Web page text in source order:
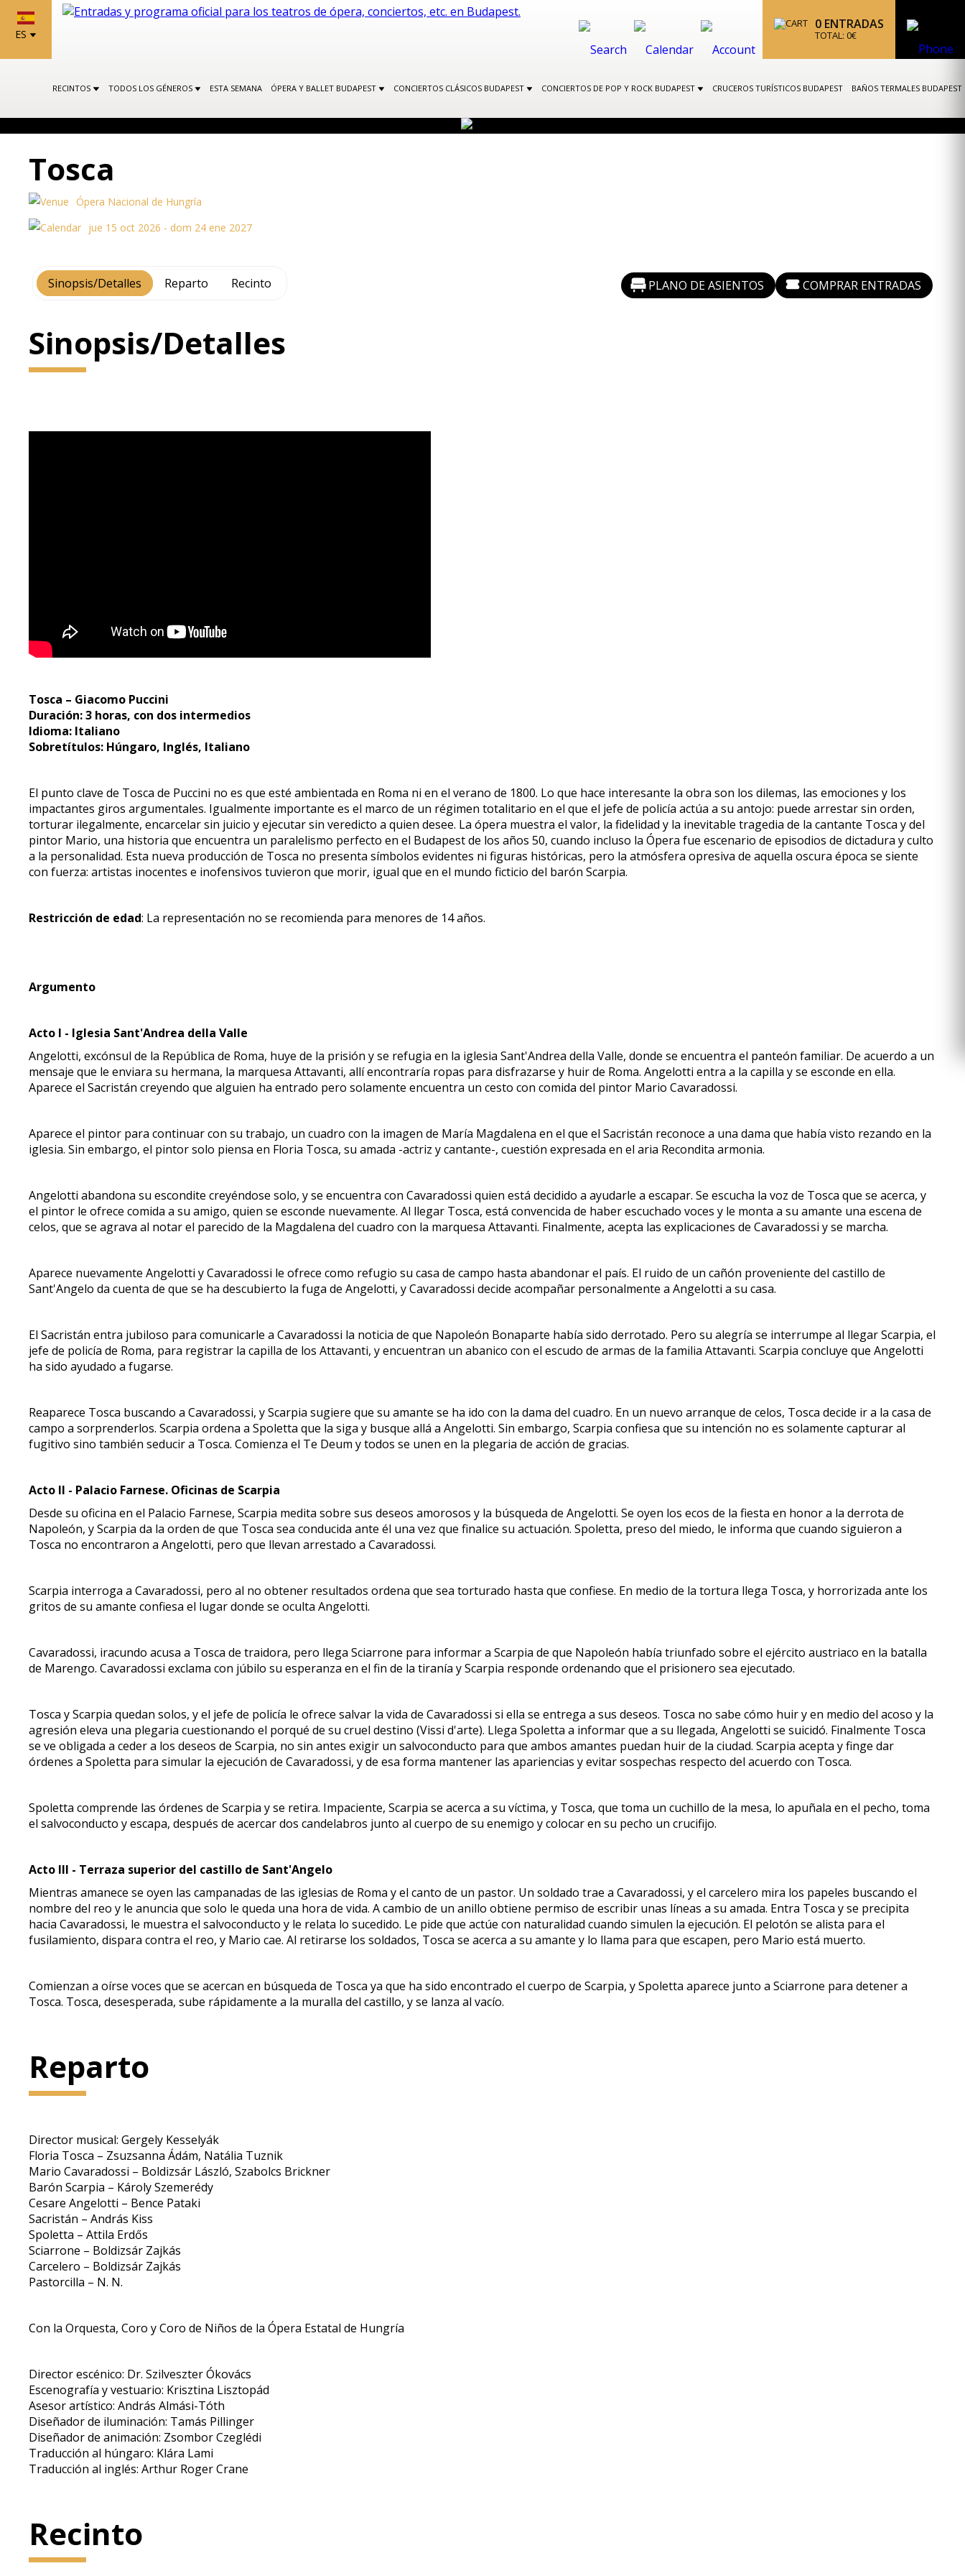
ES
0 ENTRADAS
TOTAL: 0€
RECINTOS TODOS LOS GÉNEROS ESTA SEMANA ÓPERA Y BALLET BUDAPEST CONCIERTOS CLÁSICOS BUDAPEST CONCIERTOS DE POP Y ROCK BUDAPEST CRUCEROS TURÍSTICOS BUDAPEST BAÑOS TERMALES BUDAPEST
Tosca
Ópera Nacional de Hungría
jue 15 oct 2026 - dom 24 ene 2027
Sinopsis/Detalles Reparto Recinto PLANO DE ASIENTOS COMPRAR ENTRADAS
Sinopsis/Detalles
Tosca – Giacomo Puccini
Duración: 3 horas, con dos intermedios
Idioma: Italiano
Sobretítulos: Húngaro, Inglés, Italiano
El punto clave de Tosca de Puccini no es que esté ambientada en Roma ni en el verano de 1800. Lo que hace interesante la obra son los dilemas, las emociones y los
impactantes giros argumentales. Igualmente importante es el marco de un régimen totalitario en el que el jefe de policía actúa a su antojo: puede arrestar sin orden,
torturar ilegalmente, encarcelar sin juicio y ejecutar sin veredicto a quien desee. La ópera muestra el valor, la fidelidad y la inevitable tragedia de la cantante Tosca y del
pintor Mario, una historia que encuentra un paralelismo perfecto en el Budapest de los años 50, cuando incluso la Ópera fue escenario de episodios de dictadura y culto
a la personalidad. Esta nueva producción de Tosca no presenta símbolos evidentes ni figuras históricas, pero la atmósfera opresiva de aquella oscura época se siente
con fuerza: artistas inocentes e inofensivos tuvieron que morir, igual que en el mundo ficticio del barón Scarpia.
Restricción de edad: La representación no se recomienda para menores de 14 años.
Argumento
Acto I - Iglesia Sant'Andrea della Valle
Angelotti, excónsul de la República de Roma, huye de la prisión y se refugia en la iglesia Sant'Andrea della Valle, donde se encuentra el panteón familiar. De acuerdo a un
mensaje que le enviara su hermana, la marquesa Attavanti, allí encontraría ropas para disfrazarse y huir de Roma. Angelotti entra a la capilla y se esconde en ella.
Aparece el Sacristán creyendo que alguien ha entrado pero solamente encuentra un cesto con comida del pintor Mario Cavaradossi.
Aparece el pintor para continuar con su trabajo, un cuadro con la imagen de María Magdalena en el que el Sacristán reconoce a una dama que había visto rezando en la
iglesia. Sin embargo, el pintor solo piensa en Floria Tosca, su amada -actriz y cantante-, cuestión expresada en el aria Recondita armonia.
Angelotti abandona su escondite creyéndose solo, y se encuentra con Cavaradossi quien está decidido a ayudarle a escapar. Se escucha la voz de Tosca que se acerca, y
el pintor le ofrece comida a su amigo, quien se esconde nuevamente. Al llegar Tosca, está convencida de haber escuchado voces y le monta a su amante una escena de
celos, que se agrava al notar el parecido de la Magdalena del cuadro con la marquesa Attavanti. Finalmente, acepta las explicaciones de Cavaradossi y se marcha.
Aparece nuevamente Angelotti y Cavaradossi le ofrece como refugio su casa de campo hasta abandonar el país. El ruido de un cañón proveniente del castillo de
Sant'Angelo da cuenta de que se ha descubierto la fuga de Angelotti, y Cavaradossi decide acompañar personalmente a Angelotti a su casa.
El Sacristán entra jubiloso para comunicarle a Cavaradossi la noticia de que Napoleón Bonaparte había sido derrotado. Pero su alegría se interrumpe al llegar Scarpia, el
jefe de policía de Roma, para registrar la capilla de los Attavanti, y encuentran un abanico con el escudo de armas de la familia Attavanti. Scarpia concluye que Angelotti
ha sido ayudado a fugarse.
Reaparece Tosca buscando a Cavaradossi, y Scarpia sugiere que su amante se ha ido con la dama del cuadro. En un nuevo arranque de celos, Tosca decide ir a la casa de
campo a sorprenderlos. Scarpia ordena a Spoletta que la siga y busque allá a Angelotti. Sin embargo, Scarpia confiesa que su intención no es solamente capturar al
fugitivo sino también seducir a Tosca. Comienza el Te Deum y todos se unen en la plegaria de acción de gracias.
Acto II - Palacio Farnese. Oficinas de Scarpia
Desde su oficina en el Palacio Farnese, Scarpia medita sobre sus deseos amorosos y la búsqueda de Angelotti. Se oyen los ecos de la fiesta en honor a la derrota de
Napoleón, y Scarpia da la orden de que Tosca sea conducida ante él una vez que finalice su actuación. Spoletta, preso del miedo, le informa que cuando siguieron a
Tosca no encontraron a Angelotti, pero que llevan arrestado a Cavaradossi.
Scarpia interroga a Cavaradossi, pero al no obtener resultados ordena que sea torturado hasta que confiese. En medio de la tortura llega Tosca, y horrorizada ante los
gritos de su amante confiesa el lugar donde se oculta Angelotti.
Cavaradossi, iracundo acusa a Tosca de traidora, pero llega Sciarrone para informar a Scarpia de que Napoleón había triunfado sobre el ejército austriaco en la batalla
de Marengo. Cavaradossi exclama con júbilo su esperanza en el fin de la tiranía y Scarpia responde ordenando que el prisionero sea ejecutado.
Tosca y Scarpia quedan solos, y el jefe de policía le ofrece salvar la vida de Cavaradossi si ella se entrega a sus deseos. Tosca no sabe cómo huir y en medio del acoso y la
agresión eleva una plegaria cuestionando el porqué de su cruel destino (Vissi d'arte). Llega Spoletta a informar que a su llegada, Angelotti se suicidó. Finalmente Tosca
se ve obligada a ceder a los deseos de Scarpia, no sin antes exigir un salvoconducto para que ambos amantes puedan huir de la ciudad. Scarpia acepta y finge dar
órdenes a Spoletta para simular la ejecución de Cavaradossi, y de esa forma mantener las apariencias y evitar sospechas respecto del acuerdo con Tosca.
Spoletta comprende las órdenes de Scarpia y se retira. Impaciente, Scarpia se acerca a su víctima, y Tosca, que toma un cuchillo de la mesa, lo apuñala en el pecho, toma
el salvoconducto y escapa, después de acercar dos candelabros junto al cuerpo de su enemigo y colocar en su pecho un crucifijo.
Acto III - Terraza superior del castillo de Sant'Angelo
Mientras amanece se oyen las campanadas de las iglesias de Roma y el canto de un pastor. Un soldado trae a Cavaradossi, y el carcelero mira los papeles buscando el
nombre del reo y le anuncia que solo le queda una hora de vida. A cambio de un anillo obtiene permiso de escribir unas líneas a su amada. Entra Tosca y se precipita
hacia Cavaradossi, le muestra el salvoconducto y le relata lo sucedido. Le pide que actúe con naturalidad cuando simulen la ejecución. El pelotón se alista para el
fusilamiento, dispara contra el reo, y Mario cae. Al retirarse los soldados, Tosca se acerca a su amante y lo llama para que escapen, pero Mario está muerto.
Comienzan a oírse voces que se acercan en búsqueda de Tosca ya que ha sido encontrado el cuerpo de Scarpia, y Spoletta aparece junto a Sciarrone para detener a
Tosca. Tosca, desesperada, sube rápidamente a la muralla del castillo, y se lanza al vacío.
Reparto
Director musical: Gergely Kesselyák
Floria Tosca – Zsuzsanna Ádám, Natália Tuznik
Mario Cavaradossi – Boldizsár László, Szabolcs Brickner
Barón Scarpia – Károly Szemerédy
Cesare Angelotti – Bence Pataki
Sacristán – András Kiss
Spoletta – Attila Erdős
Sciarrone – Boldizsár Zajkás
Carcelero – Boldizsár Zajkás
Pastorcilla – N. N.
Con la Orquesta, Coro y Coro de Niños de la Ópera Estatal de Hungría
Director escénico: Dr. Szilveszter Ókovács
Escenografía y vestuario: Krisztina Lisztopád
Asesor artístico: András Almási-Tóth
Diseñador de iluminación: Tamás Pillinger
Diseñador de animación: Zsombor Czeglédi
Traducción al húngaro: Klára Lami
Traducción al inglés: Arthur Roger Crane
Recinto